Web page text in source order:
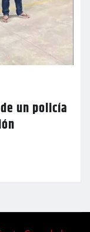
un policía